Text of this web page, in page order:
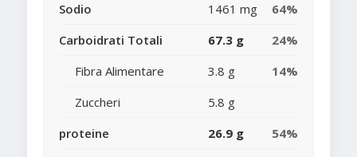
Sodio
1461 mg
64%
Carboidrati Totali
67.3 g
24%
Fibra Alimentare
3.8 g
14%
Zuccheri
5.8 g
proteine
26.9 g 54%